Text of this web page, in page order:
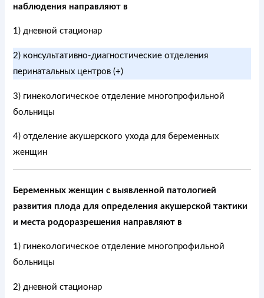
наблюдения направляют в
1) дневной стационар
2) консультативно-диагностические отделения
перинатальных центров (+)
3) гинекологическое отделение многопрофильной
больницы
4) отделение акушерского ухода для беременных
женщин
Беременных женщин с выявленной патологией
развития плода для определения акушерской тактики
и места родоразрешения направляют в
1) гинекологическое отделение многопрофильной
больницы
2) дневной стационар